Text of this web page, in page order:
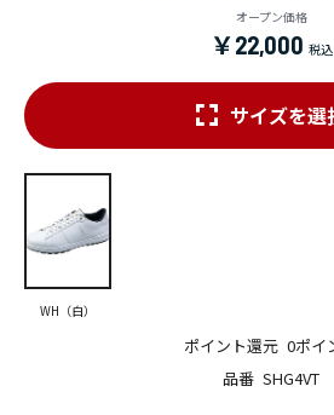
オープン価格
￥22,000
品番 SHG4VT
ポイント還元 0ポイ
サイズを選
WH（白）